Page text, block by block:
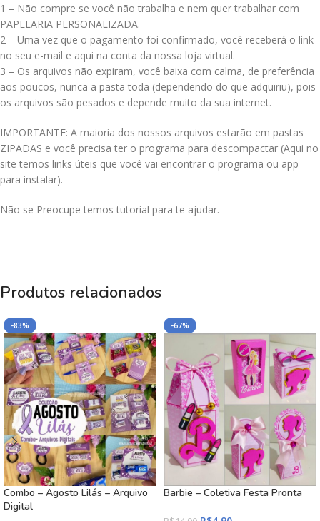
1 – Não compre se você não trabalha e nem quer trabalhar com
PAPELARIA PERSONALIZADA.
2 – Uma vez que o pagamento foi confirmado, você receberá o link
no seu e-mail e aqui na conta da nossa loja virtual.
3 – Os arquivos não expiram, você baixa com calma, de preferência
aos poucos, nunca a pasta toda (dependendo do que adquiriu), pois
os arquivos são pesados e depende muito da sua internet.
IMPORTANTE: A maioria dos nossos arquivos estarão em pastas
ZIPADAS e você precisa ter o programa para descompactar (Aqui no
site temos links úteis que você vai encontrar o programa ou app
para instalar).
Não se Preocupe temos tutorial para te ajudar.
Produtos relacionados
-83%
Combo – Agosto Lilás – Arquivo
Digital
-67%
Barbie – Coletiva Festa Pronta